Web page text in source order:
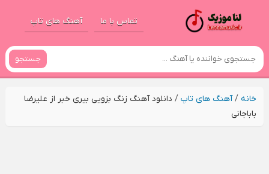
تماس با ما آهنگ های تاپ
جستجو
خانه/آهنگ های تاپ/ دانلود آهنگ زنگ بزویی بیری خبر از علیرضا
باباجانی